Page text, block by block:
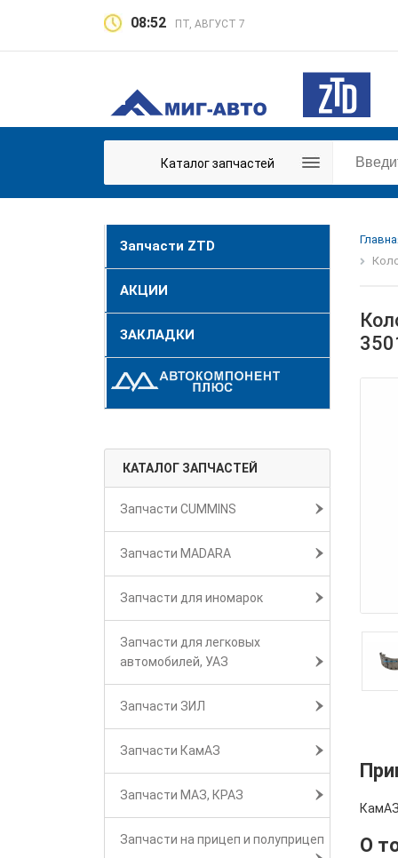
08:52 ПТ, АВГУСТ 7
Каталог запчастей
Запчасти ZTD
АКЦИИ
ЗАКЛАДКИ
КАТАЛОГ ЗАПЧАСТЕЙ
Запчасти CUMMINS
Запчасти MADARA
Запчасти для иномарок
Запчасти для легковых
автомобилей, УАЗ
Запчасти ЗИЛ
Запчасти КамАЗ
Запчасти МАЗ, КРАЗ
Запчасти на прицеп и полуприцеп О